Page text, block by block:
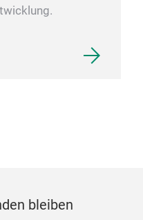
bleiben